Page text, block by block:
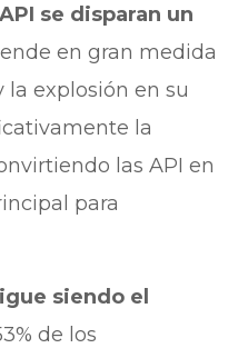
se disparan un
en gran medida
la explosión en su
la
las API en
para
siendo el
de los